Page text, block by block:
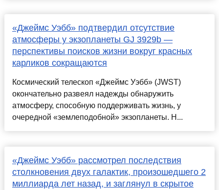
«Джеймс Уэбб» подтвердил отсутствие
атмосферы у экзопланеты GJ 3929b —
перспективы поисков жизни вокруг красных
карликов сокращаются
Космический телескоп «Джеймс Уэбб» (JWST)
окончательно развеял надежды обнаружить
атмосферу, способную поддерживать жизнь, у
очередной «землеподобной» экзопланеты. Н...
«Джеймс Уэбб» рассмотрел последствия
столкновения двух галактик, произошедшего 2
миллиарда лет назад, и заглянул в скрытое